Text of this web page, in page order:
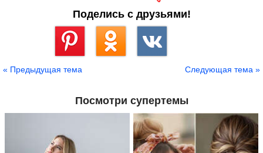
Поделись с друзьями!
« Предыдущая тема Следующая тема »
Посмотри супертемы